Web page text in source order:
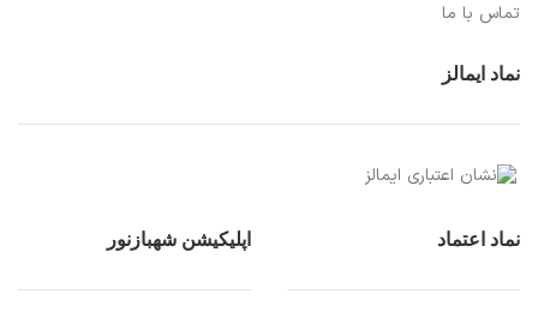
تماس با ما
نماد ایمالز
نماد اعتماد اپلیکیشن شهبازنور